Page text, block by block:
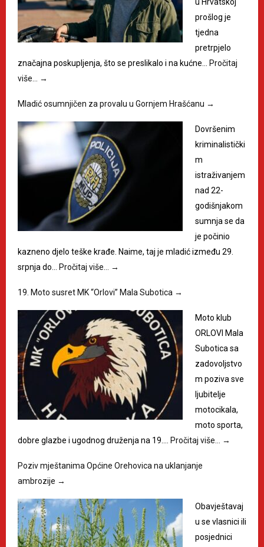
prošlog je
tjedna
pretrpjelo
značajna poskupljenja, što se preslikalo i na kućne…
Pročitaj
više…
→
Mladić osumnjičen za provalu u Gornjem Hrašćanu →
Dovršenim
kriminalistički
m
istraživanjem
nad 22-
godišnjakom
sumnja se da
je počinio
kazneno djelo teške krađe. Naime, taj je mladić između 29.
srpnja do…
Pročitaj više… →
19. Moto susret MK “Orlovi” Mala Subotica →
Moto klub
ORLOVI Mala
Subotica sa
zadovoljstvo
m poziva sve
ljubitelje
motocikala,
moto sporta,
dobre glazbe i ugodnog druženja na 19.…
Pročitaj više… →
Poziv mještanima Općine Orehovica na uklanjanje
ambrozije →
Obavještavaj
u se vlasnici ili
posjednici